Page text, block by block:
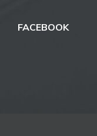
FACEBOOK